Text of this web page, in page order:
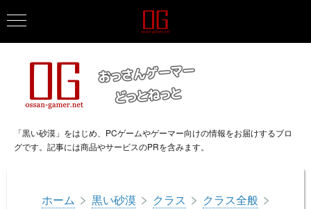
「黒い砂漠」をはじめ、PCゲームやゲーマー向けの情報をお届けするブロ
グです。記事には商品やサービスのPRを含みます。
ホーム > 黒い砂漠 > クラス > クラス全般 >